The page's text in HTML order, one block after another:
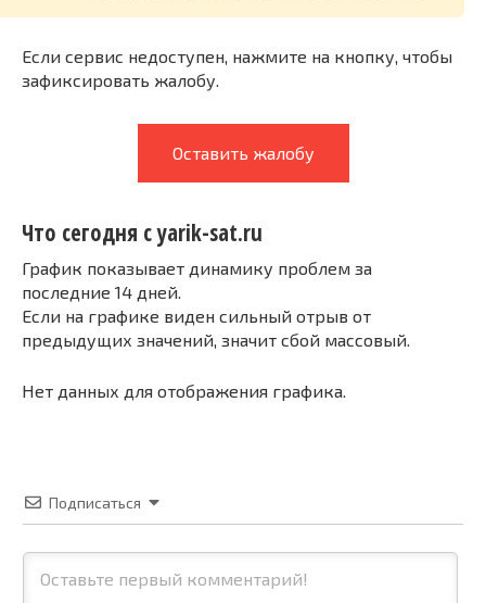
Если сервис недоступен, нажмите на кнопку, чтобы
зафиксировать жалобу.
Оставить жалобу
Что сегодня с yarik-sat.ru
График показывает динамику проблем за
последние 14 дней.
Если на графике виден сильный отрыв от
предыдущих значений, значит сбой массовый.
Нет данных для отображения графика.
Подписаться